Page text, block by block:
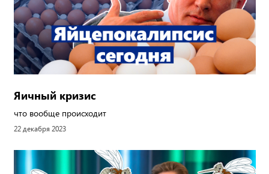
Яичный кризис
что вообще происходит
22 декабря 2023